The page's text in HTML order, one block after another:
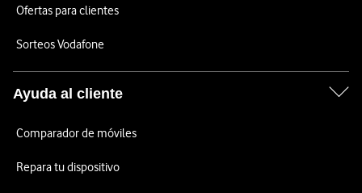
Ofertas para clientes
Sorteos Vodafone
Ayuda al cliente
Comparador de móviles
Repara tu dispositivo